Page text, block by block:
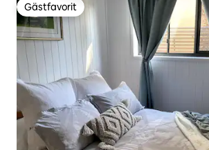
Gästfavorit
Gästfavorit